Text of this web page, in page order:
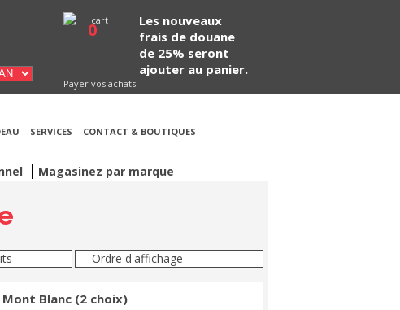
Payer vos achats
0
Les nouveaux
frais de douane
de 25% seront
ajouter au panier.
SERVICES CONTACT & BOUTIQUES
Magasinez par marque
Ordre d'affichage
Mont Blanc (2 choix)